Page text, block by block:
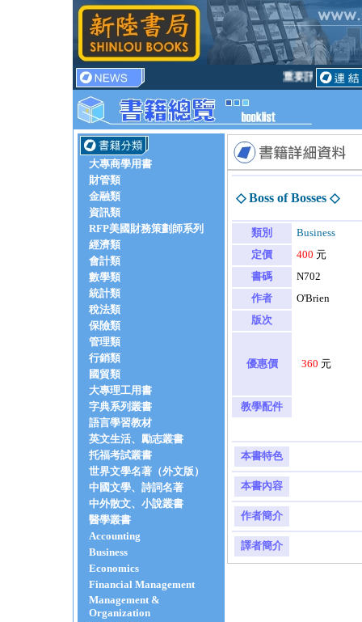
重要訊息！訂書
大專商學用書
財管類
金融類
資訊類
RFP美國財務策劃師系列
經濟類
會計類
數學類
統計類
稅法類
保險類
管理類
行銷類
國貿類
大專理工用書
字典系列叢書
語言學習教材
英文生活、勵志叢書
托福考試叢書
世界文學名著（外文版）
中國文學、詩詞名著
中外散文、小說叢書
醫學叢書
Accounting
Business
Economics
Financial Management
Management &
Organization
◇ Boss of Bosses ◇
類別
Business
定價
400 元
書碼
N702
作者
O'Brien
版次
優惠價 360 元
教學配件
本書特色
本書內容
作者簡介
譯者簡介